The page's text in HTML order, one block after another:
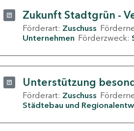
Zukunft Stadtgrün -
Förderart: Zuschuss
Unternehmen Förderzweck:
Unterstützung
Förderart: Zuschuss
Städtebau und